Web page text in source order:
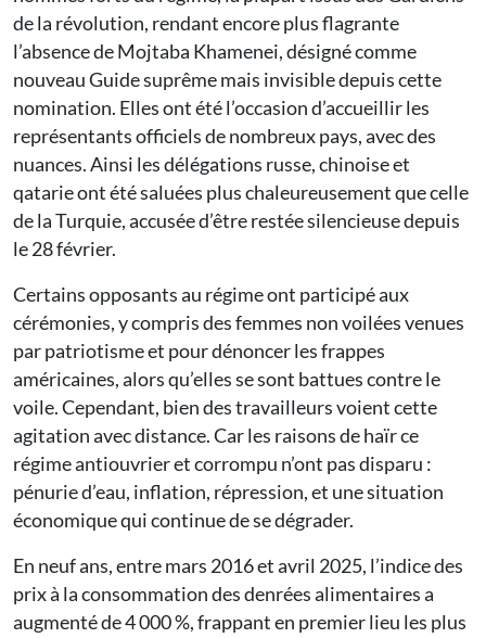
de la révolution, rendant encore plus flagrante
l’absence de Mojtaba Khamenei, désigné comme
nouveau Guide suprême mais invisible depuis cette
nomination. Elles ont été l’occasion d’accueillir les
représentants officiels de nombreux pays, avec des
nuances. Ainsi les délégations russe, chinoise et
qatarie ont été saluées plus chaleureusement que celle
de la Turquie, accusée d’être restée silencieuse depuis
le 28 février.
Certains opposants au régime ont participé aux
cérémonies, y compris des femmes non voilées venues
par patriotisme et pour dénoncer les frappes
américaines, alors qu’elles se sont battues contre le
voile. Cependant, bien des travailleurs voient cette
agitation avec distance. Car les raisons de haïr ce
régime antiouvrier et corrompu n’ont pas disparu :
pénurie d’eau, inflation, répression, et une situation
économique qui continue de se dégrader.
En neuf ans, entre mars 2016 et avril 2025, l’indice des
prix à la consommation des denrées alimentaires a
augmenté de 4 000 %, frappant en premier lieu les plus